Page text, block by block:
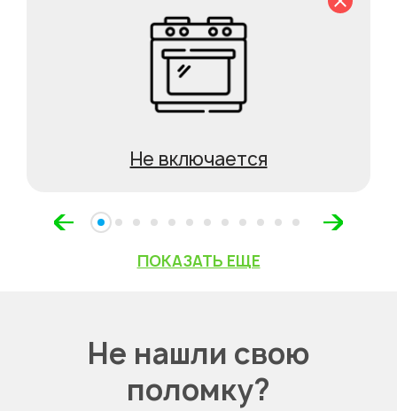
Не включается
ПОКАЗАТЬ ЕЩЕ
Не нашли свою
поломку?